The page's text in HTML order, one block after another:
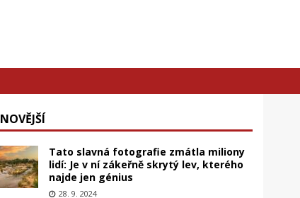
Tato slavná fotografie zmátla miliony
lidí: Je v ní zákeřně skrytý lev, kterého
najde jen génius
28. 9. 2024